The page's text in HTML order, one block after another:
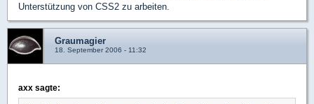
Unterstützung von CSS2 zu arbeiten.
Graumagier
18. September 2006 - 11:32
axx sagte: